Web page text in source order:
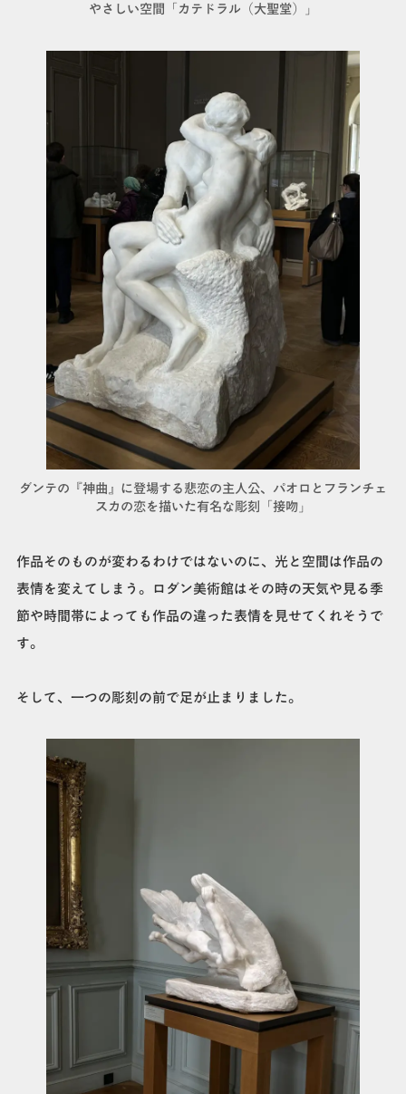
やさしい空間「カテドラル（大聖堂）」
ダンテの『神曲』に登場する悲恋の主人公、パオロとフランチェ
スカの恋を描いた有名な彫刻「接吻」
作品そのものが変わるわけではないのに、光と空間は作品の
表情を変えてしまう。ロダン美術館はその時の天気や見る季
節や時間帯によっても作品の違った表情を見せてくれそうで
す。
そして、一つの彫刻の前で足が止まりました。